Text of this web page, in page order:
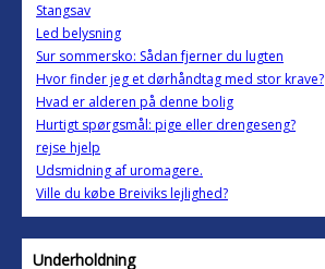
Stangsav
Led belysning
Sur sommersko: Sådan fjerner du lugten
Hvor finder jeg et dørhåndtag med stor krave?
Hvad er alderen på denne bolig
Hurtigt spørgsmål: pige eller drengeseng?
rejse hjelp
Udsmidning af uromagere.
Ville du købe Breiviks lejlighed?
Underholdning